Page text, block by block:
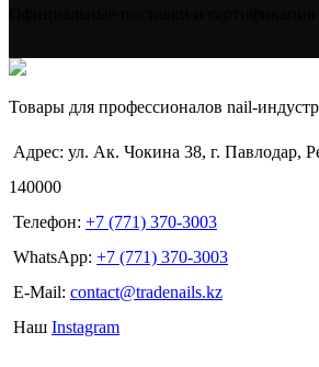
Товары для профессионалов nail-
Адрес: ул. Ак. Чокина 38, г. Павлодар,
140000
Телефон: +7 (771) 370-3003
WhatsApp: +7 (771) 370-3003
E-Mail: contact@tradenails.kz
Наш Instagram